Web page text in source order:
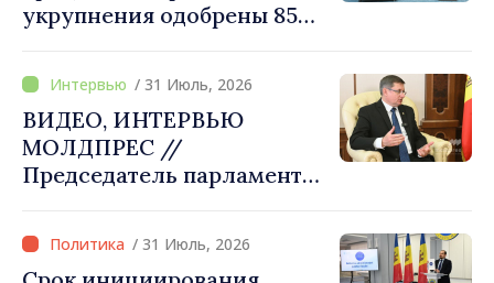
которые мы хотим
конкретные проекты»
укрупнения одобрены 85
страны. Алексей Бузу:
«Только через сильные
примэрии мы можем
обеспечить качественные
услуги и
инфраструктуру»
/ 31 Июль, 2026
ВИДЕО, ИНТЕРВЬЮ
МОЛДПРЕС //
Председатель парламента
убедить каждое
государство‑член ЕС, что
/ 31 Июль, 2026